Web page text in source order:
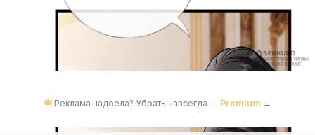
Реклама надоела? Убрать навсегда — Premium →